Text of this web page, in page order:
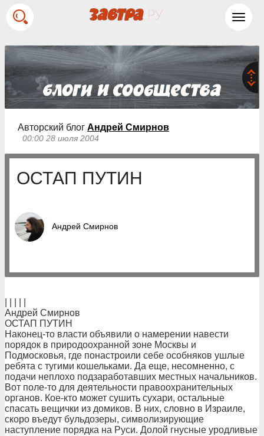
Авторский блог Андрей Смирнов
00:00 28 июля 2004
ОСТАП ПУТИН
Андрей Смирнов
Андрей Смирнов
ОСТАП ПУТИН
Наконец-то власти объявили о намерении навести
порядок в природоохранной зоне Москвы и
Подмосковья, где понастроили себе особняков ушлые
ребята с тугими кошельками. Да еще, несомненно, с
подачи неплохо подзаработавших местных начальников.
Вот поле-то для деятельности правоохранительных
органов. Кое-кто может сушить сухари, остальные
спасать вещички из домиков. В них, словно в Израиле,
скоро въедут бульдозеры, символизирующие
наступление порядка на Руси. Долой гнусные уродливые